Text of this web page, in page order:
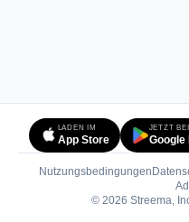
LADEN IM
App Store
JETZT BEI
Google
Nutzungsbedingungen
© 2026 Streema,